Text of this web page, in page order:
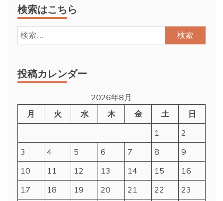
検索はこちら
検
索:
投稿カレンダー
2026年8月
月
火 水 木 金 土
日
1
2
3
4 5 6 7 8
9
10
11 12 13 14 15
16
17
18 19 20 21 22
23